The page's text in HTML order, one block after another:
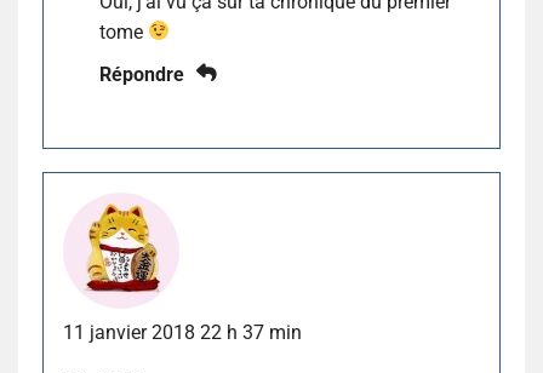
tome
Répondre
11 janvier 2018 22 h 37 min